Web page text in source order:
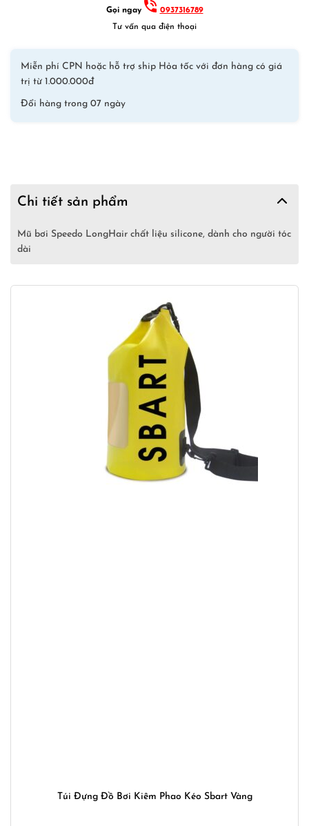
Chống
Nước
–
Gọi ngay
0937316789
Tư vấn qua điện thoại
Miễn phí CPN hoặc hỗ trợ ship Hỏa tốc với đơn hàng có giá
trị từ 1.000.000đ
Đổi hàng trong 07 ngày
Chi tiết sản phẩm
Mũ bơi Speedo LongHair chất liệu silicone, dành cho người tóc
dài
Túi Đựng Đồ Bơi Kiêm Phao Kéo Sbart Vàng